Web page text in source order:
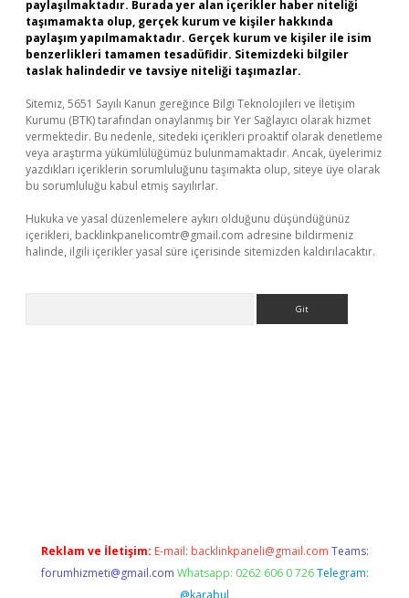
paylaşılmaktadır. Burada yer alan içerikler haber niteliği
taşımamakta olup, gerçek kurum ve kişiler hakkında
paylaşım yapılmamaktadır. Gerçek kurum ve kişiler ile isim
benzerlikleri tamamen tesadüfidir. Sitemizdeki bilgiler
taslak halindedir ve tavsiye niteliği taşımazlar.
Sitemiz, 5651 Sayılı Kanun gereğince Bilgi Teknolojileri ve İletişim
Kurumu (BTK) tarafından onaylanmış bir Yer Sağlayıcı olarak hizmet
vermektedir. Bu nedenle, sitedeki içerikleri proaktif olarak denetleme
veya araştırma yükümlülüğümüz bulunmamaktadır. Ancak, üyelerimiz
yazdıkları içeriklerin sorumluluğunu taşımakta olup, siteye üye olarak
bu sorumluluğu kabul etmiş sayılırlar.
Hukuka ve yasal düzenlemelere aykırı olduğunu düşündüğünüz
içerikleri, backlinkpanelicomtr@gmail.com adresine bildirmeniz
halinde, ilgili içerikler yasal süre içerisinde sitemizden kaldırılacaktır.
Reklam ve İletişim: E-mail: backlinkpaneli@gmail.com Teams:
forumhizmeti@gmail.com Whatsapp: 0262 606 0 726 Telegram:
@karabul